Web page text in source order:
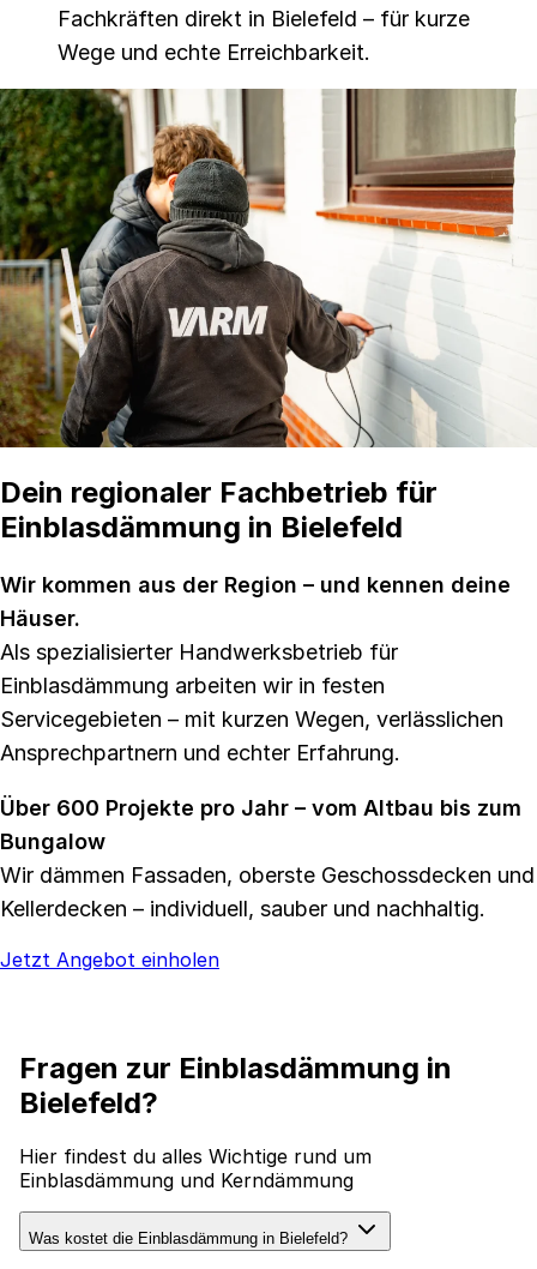
Fachkräften direkt in Bielefeld – für kurze
Wege und echte Erreichbarkeit.
Dein regionaler Fachbetrieb für
Einblasdämmung in Bielefeld
Wir kommen aus der Region – und kennen deine
Häuser.
Als spezialisierter Handwerksbetrieb für
Einblasdämmung arbeiten wir in festen
Servicegebieten – mit kurzen Wegen, verlässlichen
Ansprechpartnern und echter Erfahrung.
Über 600 Projekte pro Jahr – vom Altbau bis zum
Bungalow
Wir dämmen Fassaden, oberste Geschossdecken und
Kellerdecken – individuell, sauber und nachhaltig.
Jetzt Angebot einholen
Fragen zur Einblasdämmung in
Bielefeld?
Hier findest du alles Wichtige rund um
Einblasdämmung und Kerndämmung
Was kostet die Einblasdämmung in Bielefeld?